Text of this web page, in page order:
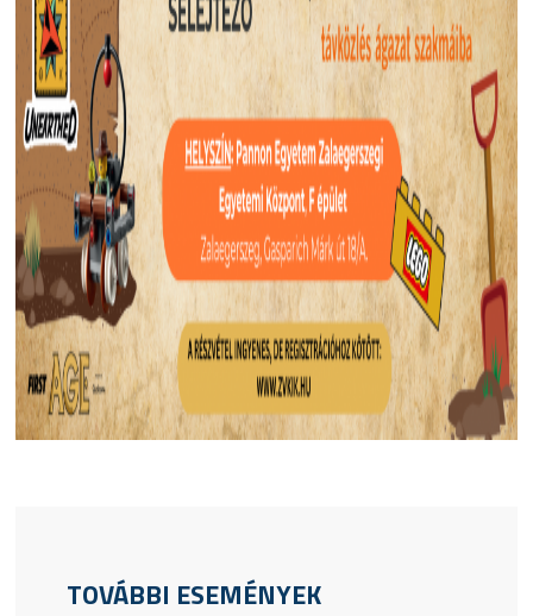
TOVÁBBI ESEMÉNYEK